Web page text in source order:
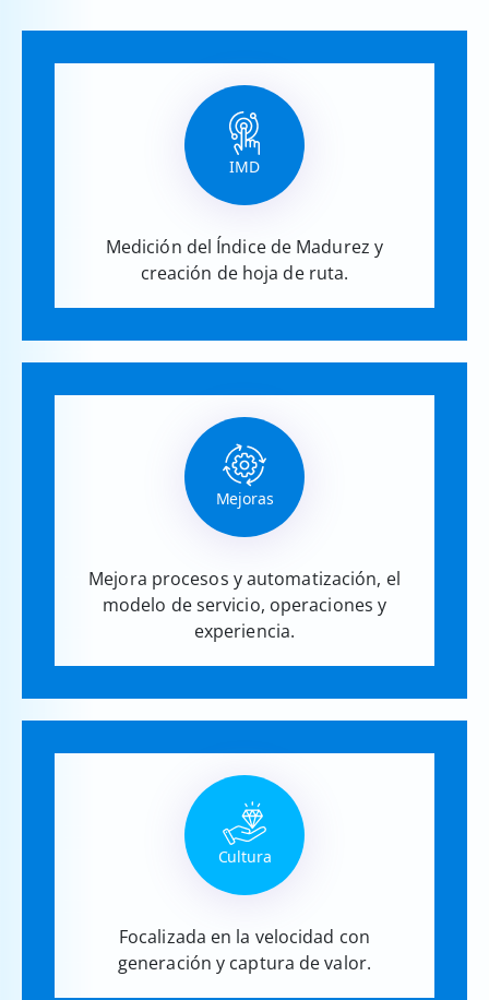
IMD
Medición del Índice de Madurez y
creación de hoja de ruta.
Mejoras
Mejora procesos y automatización, el
modelo de servicio, operaciones y
experiencia.
Cultura
Focalizada en la velocidad con
generación y captura de valor.